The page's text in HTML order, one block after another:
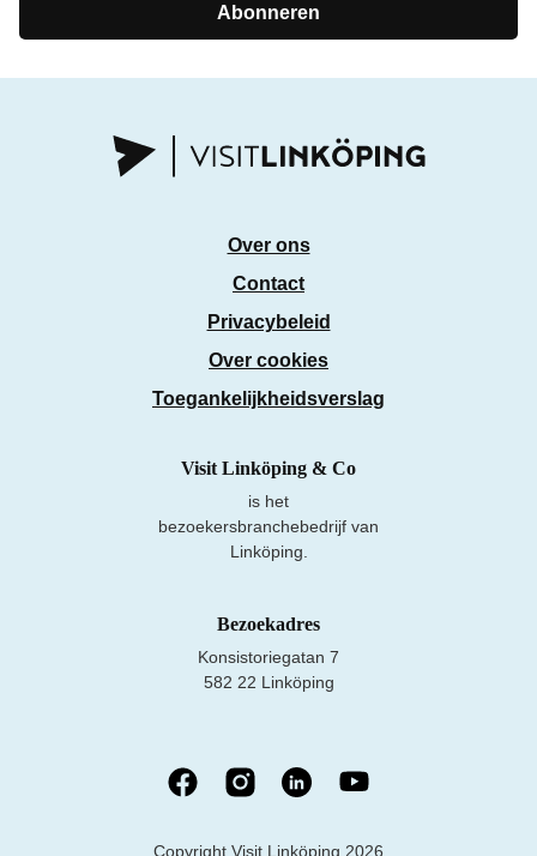
Abonneren
Over ons
Contact
Privacybeleid
Over cookies
Toegankelijkheidsverslag
Visit Linköping & Co
is het
bezoekersbranchebedrijf van
Linköping.
Bezoekadres
Konsistoriegatan 7
582 22 Linköping
Copyright Visit Linköping 2026